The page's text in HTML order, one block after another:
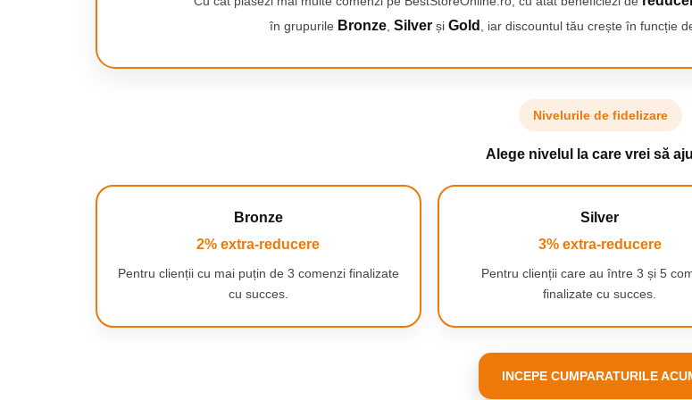
în grupurile Bronze, Silverși Gold , iar discountul tău crește în funcție
Nivelurile de fidelizare
Alege nivelul la care vrei să
Bronze
2% extra-reducere
Pentru clienții cu mai puțin de 3 comenzi finalizate
cu succes.
Silver
3% extra-reducere
Pentru clienții care au între 3 și 5
finalizate cu succes.
INCEPE CUMPARATURILE